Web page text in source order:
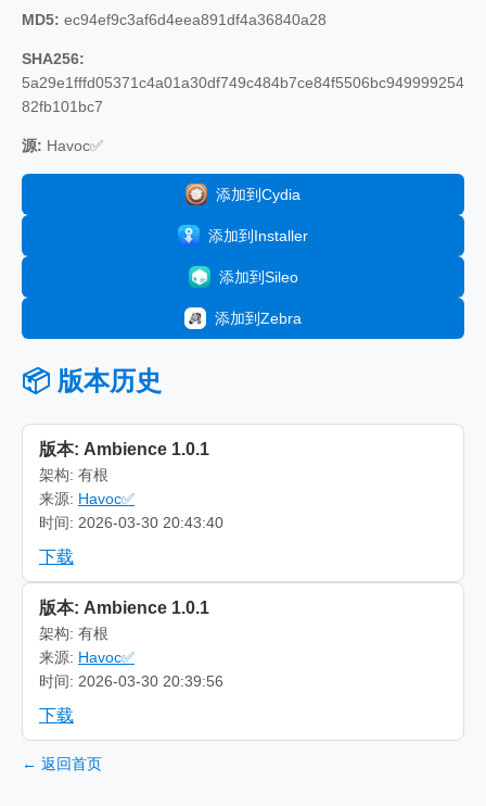
MD5: ec94ef9c3af6d4eea891df4a36840a28
SHA256:
5a29e1fffd05371c4a01a30df749c484b7ce84f5506bc949999254
82fb101bc7
源: Havoc✅
添加到Cydia
添加到Installer
添加到Sileo
添加到Zebra
📦 版本历史
版本: Ambience 1.0.1
架构: 有根
来源: Havoc✅
时间: 2026-03-30 20:43:40
下载
版本: Ambience 1.0.1
架构: 有根
来源: Havoc✅
时间: 2026-03-30 20:39:56
下载
← 返回首页